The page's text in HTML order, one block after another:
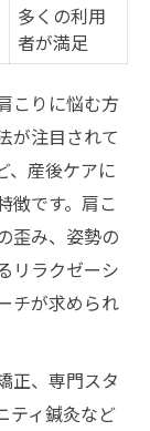
多くの利用
者が満足
こりに悩む方
が注目されて
、産後ケアに
徴です。肩こ
歪み、姿勢の
リラクゼーシ
チが求められ
正、専門スタ
ティ鍼灸など